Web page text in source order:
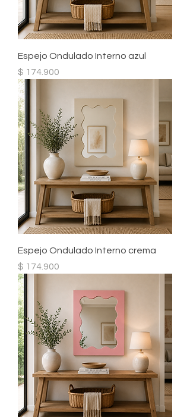
Espejo Ondulado Interno azul
Precio
$ 174.900
Espejo Ondulado Interno crema
Precio
$ 174.900